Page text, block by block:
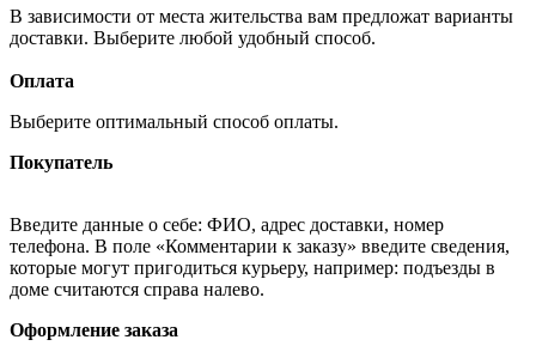
В зависимости от места жительства вам предложат варианты
доставки. Выберите любой удобный способ.
Оплата
Выберите оптимальный способ оплаты.
Покупатель
Введите данные о себе: ФИО, адрес доставки, номер
телефона. В поле «Комментарии к заказу» введите сведения,
которые могут пригодиться курьеру, например: подъезды в
доме считаются справа налево.
Оформление заказа